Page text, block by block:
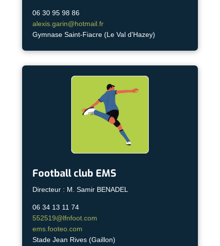
06 30 95 98 86
alexis.garin@hotmail.fr
Gymnase Saint-Fiacre (Le Val d'Hazey)
Football club EMS
Directeur : M. Samir BENADEL
06 34 13 11 74
552519@lfnfoot.com
ems.footeo.com
Stade Jean Rives (Gaillon)